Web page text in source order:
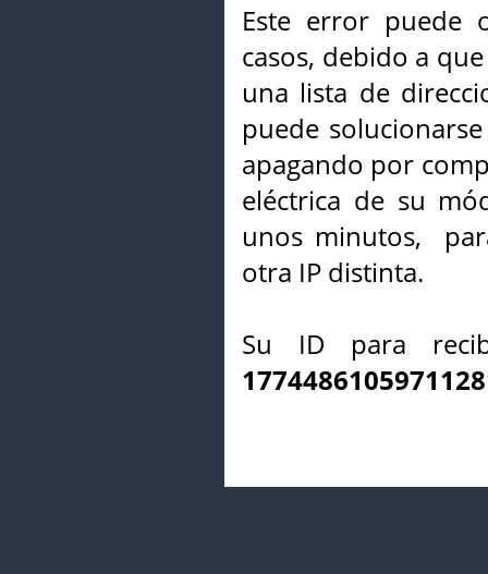
Este error puede
casos, debido a
una lista de
puede
apagando por
eléctrica de su
unos minutos,
otra IP distinta.
Su ID para